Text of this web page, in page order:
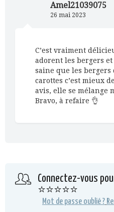
Amel21039075
26 mai 2023
C’est vraiment
adorent les bergers
saine que les bergers
carottes c’est mieux
avis, elle se mélange
Bravo, à refaire 👌
Connectez-vous
⭐⭐⭐⭐⭐
Mot de passe oublié ?